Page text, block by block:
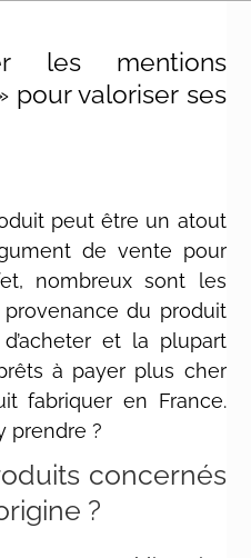
les mentions
pour valoriser ses
peut être un atout
de vente pour
nombreux sont les
du produit
et la plupart
à payer plus cher
fabriquer en France.
prendre ?
concernés
?